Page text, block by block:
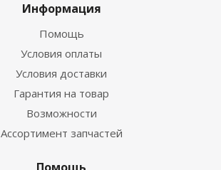
Информация
Помощь
Условия оплаты
Условия доставки
Гарантия на товар
Возможности
Ассортимент запчастей